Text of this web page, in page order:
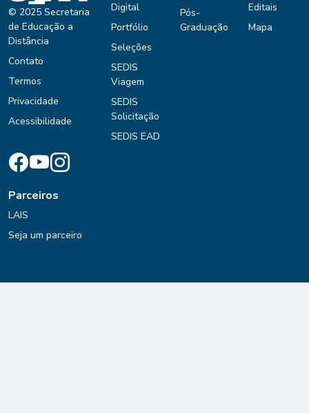
© 2025 Secretaria
de Educação a
Distância
Contato
Termos
Privacidade
Acessibilidade
Digital
Portfólio
Seleções
SEDIS
Viagem
SEDIS
Solicitação
SEDIS EAD
Pós-
Graduação
Editais
Mapa
Parceiros
LAIS
Seja um parceiro